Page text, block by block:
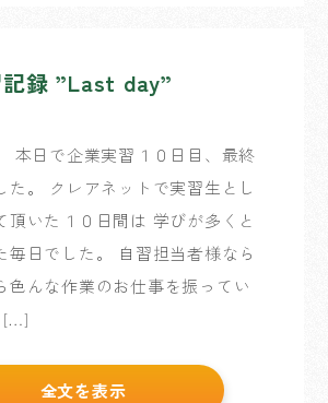
記録 ”Last day”
本日で企業実習１０日目、最終
た。 クレアネットで実習生とし
頂いた１０日間は 学びが多くと
毎日でした。 自習担当者様なら
色んな作業のお仕事を振ってい
[…]
全文を表示